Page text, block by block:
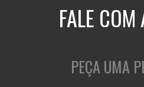
FALE COM
PEÇA UMA